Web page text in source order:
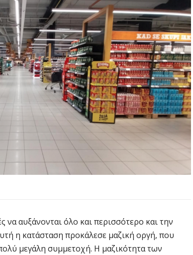
να αυξάνονται όλο και περισσότερο και την
η κατάσταση προκάλεσε μαζική οργή, που
μεγάλη συμμετοχή. Η μαζικότητα των